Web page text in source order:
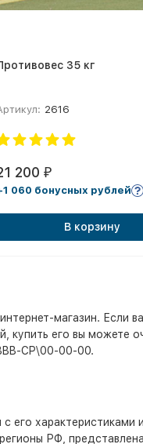
35 кг
2616
200 ₽
060 бонусных рублей
В корзину
магазин. Если
его вы можете
CP\00-00-00.
его характеристиками
РФ,